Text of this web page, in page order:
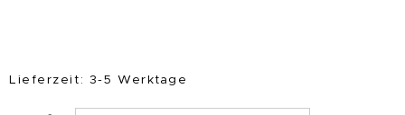
Lieferzeit: 3-5 Werktage